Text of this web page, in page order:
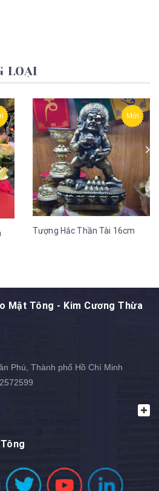
LOẠI
Mới
Tượng Hắc Thần Tài 16cm
Mật Tông - Kim Cương Thừa
Phú, Thành phố Hồ Chí Minh